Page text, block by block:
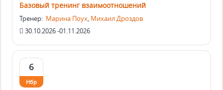
Базовый тренинг взаимоотношений
Тренер: Марина Поух, Михаил Дроздов
30.10.2026 -01.11.2026
6
Нбр